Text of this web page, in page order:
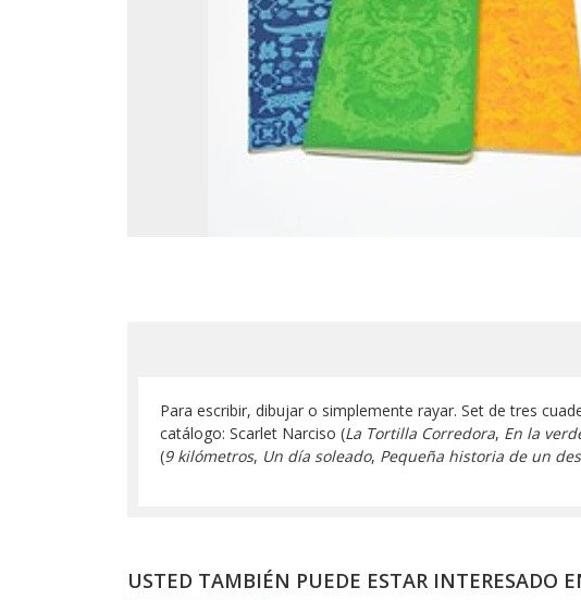
Para escribir, dibujar o simplemente rayar. Set de tres
catálogo: Scarlet Narciso (La Tortilla Corredora, En la
(9 kilómetros, Un día soleado, Pequeña historia de un
USTED TAMBIÉN PUEDE ESTAR INTERESADO